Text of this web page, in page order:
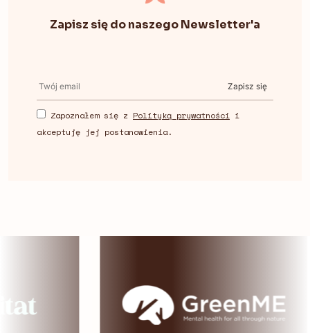
Zapisz się do naszego Newsletter'a
Zapisz się
Zapoznałem się z Polityką prywatności i
akceptuję jej postanowienia.